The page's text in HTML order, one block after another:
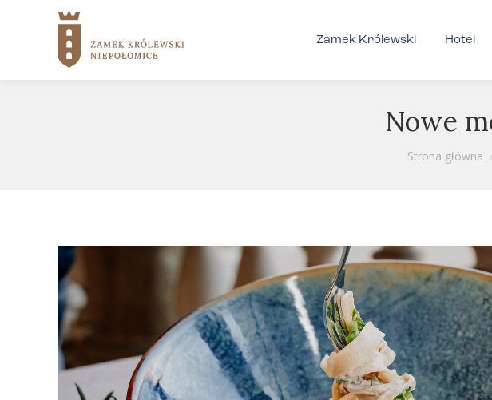
Zamek Królewski Hotel
Nowe
Jesteś tutaj:
Strona główna